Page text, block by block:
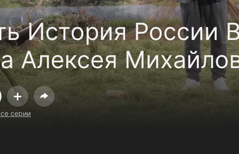
История России
Алексея
серии